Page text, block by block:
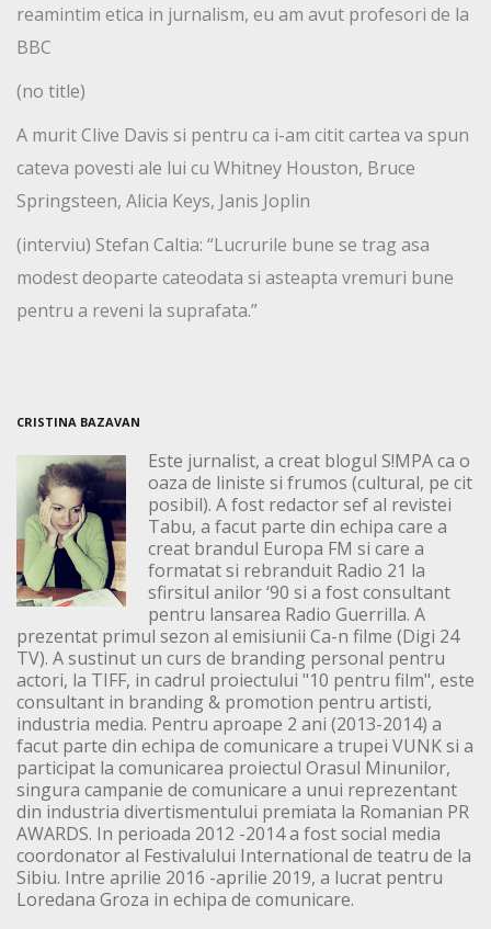
reamintim etica in jurnalism, eu am avut profesori de la
BBC
(no title)
A murit Clive Davis si pentru ca i-am citit cartea va spun
cateva povesti ale lui cu Whitney Houston, Bruce
Springsteen, Alicia Keys, Janis Joplin
(interviu) Stefan Caltia: “Lucrurile bune se trag asa
modest deoparte cateodata si asteapta vremuri bune
pentru a reveni la suprafata.”
CRISTINA BAZAVAN
Este jurnalist, a creat blogul S!MPA ca o
oaza de liniste si frumos (cultural, pe cit
posibil). A fost redactor sef al revistei
Tabu, a facut parte din echipa care a
creat brandul Europa FM si care a
formatat si rebranduit Radio 21 la
sfirsitul anilor ‘90 si a fost consultant
pentru lansarea Radio Guerrilla. A
prezentat primul sezon al emisiunii Ca-n filme (Digi 24
TV). A sustinut un curs de branding personal pentru
actori, la TIFF, in cadrul proiectului "10 pentru film", este
consultant in branding & promotion pentru artisti,
industria media. Pentru aproape 2 ani (2013-2014) a
facut parte din echipa de comunicare a trupei VUNK si a
participat la comunicarea proiectul Orasul Minunilor,
singura campanie de comunicare a unui reprezentant
din industria divertismentului premiata la Romanian PR
AWARDS. In perioada 2012 -2014 a fost social media
coordonator al Festivalului International de teatru de la
Sibiu. Intre aprilie 2016 -aprilie 2019, a lucrat pentru
Loredana Groza in echipa de comunicare.